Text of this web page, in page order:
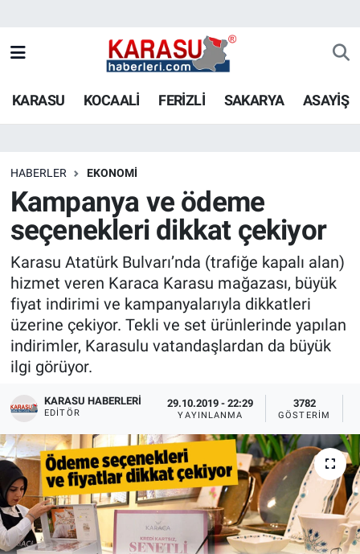
KARASU KOCAALİ FERİZLİ SAKARYA ASAYİŞ
HABERLER EKONOMİ
Kampanya ve ödeme
seçenekleri dikkat çekiyor
Karasu Atatürk Bulvarı’nda (trafiğe kapalı alan)
hizmet veren Karaca Karasu mağazası, büyük
fiyat indirimi ve kampanyalarıyla dikkatleri
üzerine çekiyor. Tekli ve set ürünlerinde yapılan
indirimler, Karasulu vatandaşlardan da büyük
ilgi görüyor.
KARASU HABERLERI
EDITÖR
29.10.2019 - 22:29
YAYINLANMA
3782
GÖSTERIM